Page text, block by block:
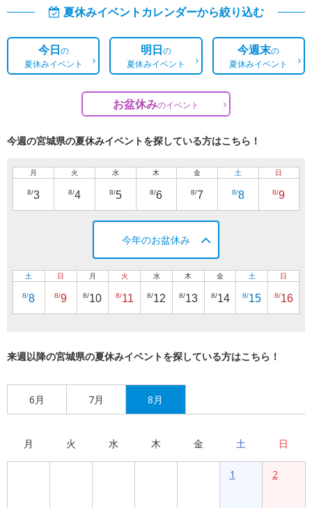
夏休みイベントカレンダーから絞り込む
今日の
夏休みイベント
明日の
夏休みイベント
今週末の
夏休みイベント
お盆休みのイベント
今週の宮城県の夏休みイベントを探している方はこちら！
月
8/3
火
8/4
水
8/5
木
8/6
金
8/7
土
8/8
日
8/9
今年のお盆休み
土
8/8
日
8/9
月
8/10
火
8/11
水
8/12
木
8/13
金
8/14
土
8/15
日
8/16
来週以降の宮城県の夏休みイベントを探している方はこちら！
6月 7月 8月
月 火 水 木 金 土 日
1 2